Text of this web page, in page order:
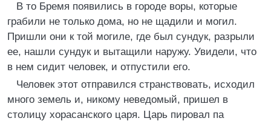
В то Бремя появились в городе воры, которые
грабили не только дома, но не щадили и могил.
Пришли они к той могиле, где был сундук, разрыли
ее, нашли сундук и вытащили наружу. Увидели, что
в нем сидит человек, и отпустили его.
Человек этот отправился странствовать, исходил
много земель и, никому неведомый, пришел в
столицу хорасанского царя. Царь пировал па